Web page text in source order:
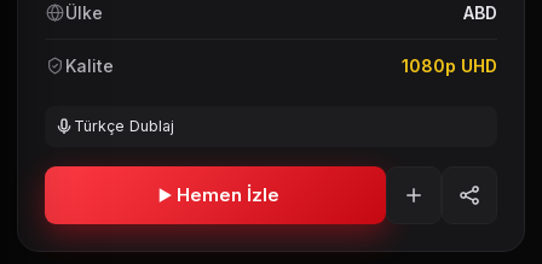
Ülke ABD
Kalite 1080p UHD
Türkçe Dublaj
Hemen İzle